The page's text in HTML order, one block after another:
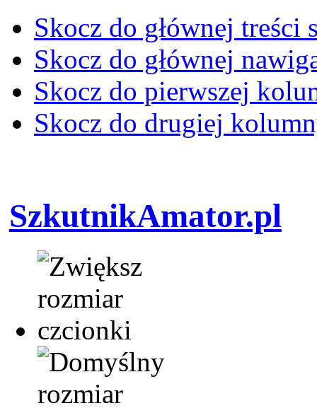
Skocz do głównej treści
Skocz do głównej
Skocz do pierwszej
Skocz do drugiej
SzkutnikAmator.pl